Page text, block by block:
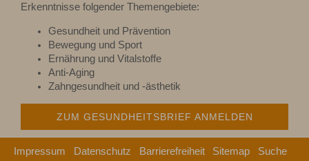
Erkenntnisse folgender Themengebiete:
Gesundheit und Prävention
Bewegung und Sport
Ernährung und Vitalstoffe
Anti-Aging
Zahngesundheit und -ästhetik
ZUM GESUNDHEITSBRIEF ANMELDEN
Impressum Datenschutz Barrierefreiheit Sitemap Suche